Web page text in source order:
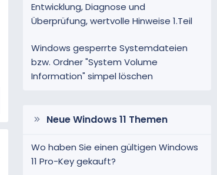
Entwicklung, Diagnose und
Überprüfung, wertvolle Hinweise 1.Teil
Windows gesperrte Systemdateien
bzw. Ordner "System Volume
Information" simpel löschen
Neue Windows 11 Themen
Wo haben Sie einen gültigen Windows
11 Pro-Key gekauft?